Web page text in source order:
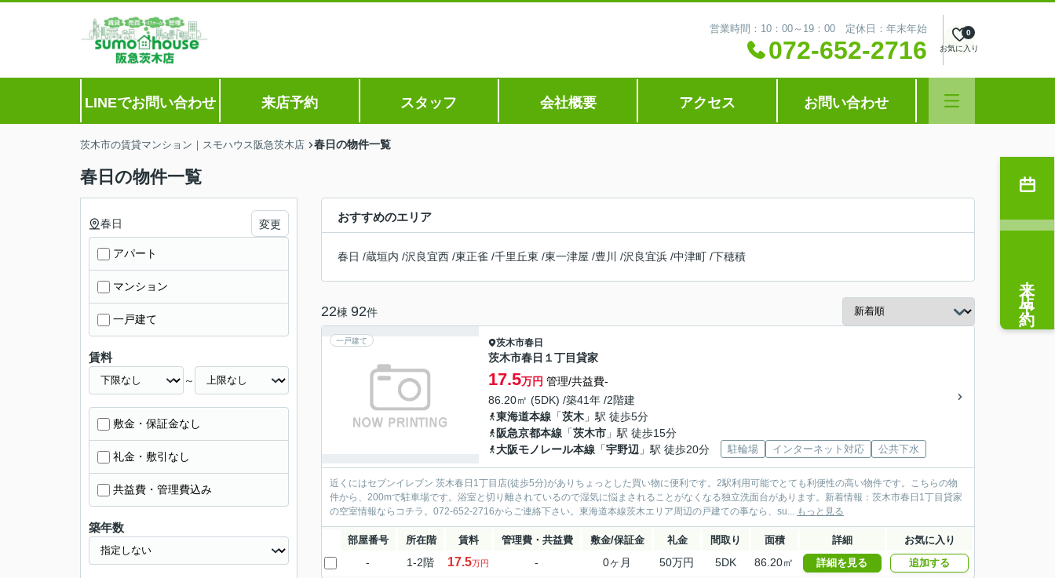
営業時間：10：00～19：00 定休日：年末年始
072-652-2716 お気に入り
0
LINEでお問い合わせ 来店予約 スタッフ 会社概要 アクセス お問い合わせ
茨木市の賃貸マンション｜スモハウス阪急茨木店 春日の物件一覧
春日の物件一覧
おすすめのエリア
春日 /蔵垣内 /沢良宜西 /東正雀 /千里丘東 /東一津屋 /豊川 /沢良宜浜 /中津町 /下穂積
22棟 92件
一戸建て 茨木市春日
茨木市春日１丁目貸家
17.5万円 管理/共益費-
86.20㎡ (5DK) /築41年 /2階建
東海道本線 「茨木 」駅 徒歩5分
阪急京都本線 「茨木市 」駅 徒歩15分
大阪モノレール本線 「宇野辺 」駅 徒歩20分 駐輪場 インターネット対応 公共下水
近くにはセブンイレブン 茨木春日1丁目店(徒歩5分)がありちょっとした買い物に便利です。2駅利用可能でとても利便性の高い物件です。こちらの物
件から、200mで駐車場です。浴室と切り離されているので湿気に悩まされることがなくなる独立洗面台があります。新着情報：茨木市春日1丁目貸家
の空室情報ならコチラ。072-652-2716からご連絡下さい。東海道本線茨木エリア周辺の戸建ての事なら、su... もっと見る
部屋番号 所在階 賃料 管理費・共益費 敷金/保証金 礼金 間取り 面積 詳細 お気に入り
- 1-2階 17.5万円 - 0ヶ月 50万円 5DK 86.20㎡ 詳細を見る 追加する
春日 変更
アパート
マンション
一戸建て
賃料
～
敷金・保証金なし
礼金・敷引なし
共益費・管理費込み
築年数
来店予約